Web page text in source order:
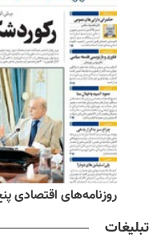
روزنامه‌های صبح پنج‌شنبه ۱۵
تبلیغات